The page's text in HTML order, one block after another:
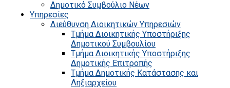
Δημοτικό Συμβούλιο Νέων
Υπηρεσίες
Διεύθυνση Διοικητικών Υπηρεσιών
Τμήμα Διοικητικής Υποστήριξης
Δημοτικού Συμβουλίου
Τμήμα Διοικητικής Υποστήριξης
Δημοτικής Επιτροπής
Τμήμα Δημοτικής Κατάστασης και
Ληξιαρχείου